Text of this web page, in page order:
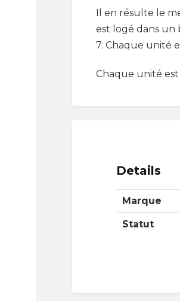
Il en résulte le
est logé dans un
7. Chaque unité
Chaque unité
Details
Marque
Statut